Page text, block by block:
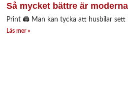
Så mycket bättre är
Print 🖨 Man kan tycka att husbilar sett
Läs mer »